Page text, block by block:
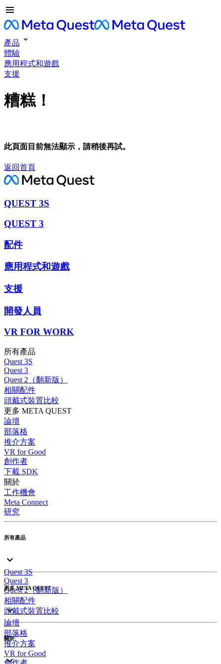
產品
體驗
應用程式和遊戲
支援
糟糕！
此頁面目前無法顯示，請稍後再試。
返回首頁
QUEST 3S
QUEST 3
配件
應用程式和遊戲
支援
開發人員
VR FOR WORK
所有產品
Quest 3S
Quest 3
Quest 2（翻新版）
相關配件
頭戴式裝置比較
更多 META QUEST
論壇
部落格
推介方案
VR for Good
創作者
下載 SDK
關於
工作機會
Meta Connect
研究
所有產品
Quest 3S
Quest 3
Quest 2（翻新版）
相關配件
頭戴式裝置比較
更多 META QUEST
論壇
部落格
推介方案
VR for Good
關於